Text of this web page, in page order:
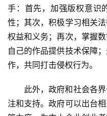
手：首先，加强版权意识
性；其次，积极学习相关
权益和义务；再次，掌握
自己的作品提供技术保障
作，共同打击侵权行为。
此外，政府和社会各
注和支持。政府可以出台